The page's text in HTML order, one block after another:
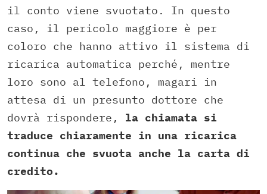
il conto viene svuotato. In questo
caso, il pericolo maggiore è per
coloro che hanno attivo il sistema di
ricarica automatica perché, mentre
loro sono al telefono, magari in
attesa di un presunto dottore che
dovrà rispondere, la chiamata si
traduce chiaramente in una ricarica
continua che svuota anche la carta di
credito.